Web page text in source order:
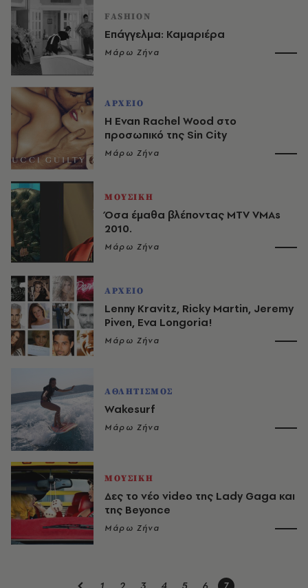
FASHION
Επάγγελμα: Καμαριέρα
Μάρω Ζήνα
ΑΡΧΕΙΟ
Η Evan Rachel Wood στο
προσωπικό της Sin City
Μάρω Ζήνα
ΜΟΥΣΙΚΗ
Όσα έμαθα βλέποντας MTV VMAs
2010.
Μάρω Ζήνα
ΑΡΧΕΙΟ
Lenny Kravitz, Ricky Martin, Jeremy
Piven, Eva Longoria!
Μάρω Ζήνα
ΑΘΛΗΤΙΣΜΟΣ
Wakesurf
Μάρω Ζήνα
ΜΟΥΣΙΚΗ
Δες το νέο video της Lady Gaga και
της Beyonce
Μάρω Ζήνα